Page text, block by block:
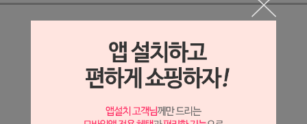
상세정보 새창 열기
상세 정보를 확대해 보실 수 있습니다.